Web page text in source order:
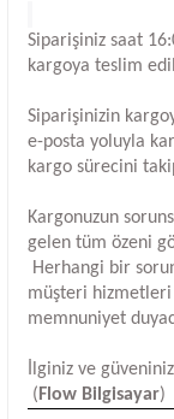
Siparişiniz saat
kargoya teslim
Siparişinizin
e-posta yoluyla
kargo sürecini
Kargonuzun
gelen tüm özeni
Herhangi bir
müşteri hizmetleri
memnuniyet
İlginiz ve
( Flow Bilgisayar)